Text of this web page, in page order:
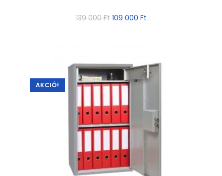
139 000Ft 109 000 Ft
AKCIÓ!